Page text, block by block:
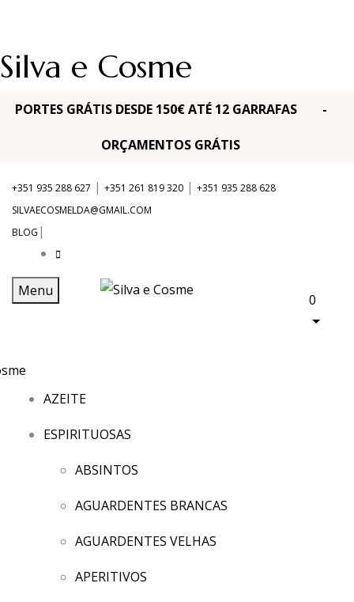
Silva e Cosme
PORTES GRÁTIS DESDE 150€ ATÉ 12 GARRAFAS -
ORÇAMENTOS GRÁTIS
+351 935 288 627 | +351 261 819 320 | +351 935 288 628
SILVAECOSMELDA@GMAIL.COM
BLOG |
Menu
0
AZEITE
ESPIRITUOSAS
ABSINTOS
AGUARDENTES BRANCAS
AGUARDENTES VELHAS
APERITIVOS